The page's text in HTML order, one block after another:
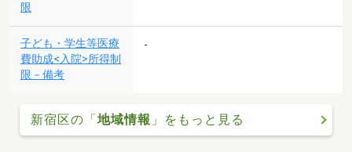
限
子ども・学生等医療
費助成<入院>所得制
限－備考
-
新宿区の「地域情報 」をもっと見る